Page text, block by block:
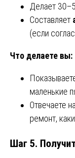
Делает
Составляет
(если
Что делаете вы:
маленькие
Отвечаете
ремонт,
Шаг 5.